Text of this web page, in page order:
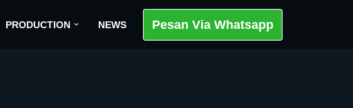
PRODUCTION NEWS Pesan Via Whatsapp